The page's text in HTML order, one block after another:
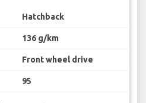
Hatchback
136 g/km
Front wheel drive
95